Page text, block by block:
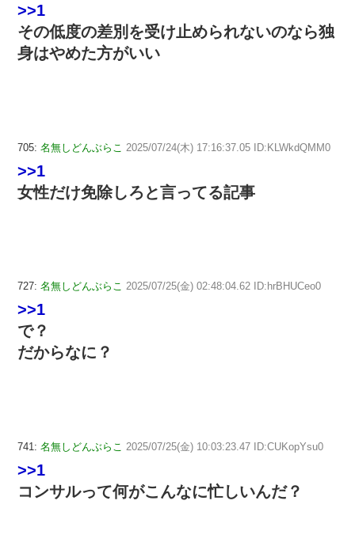
>>1
その低度の差別を受け止められないのなら独
身はやめた方がいい
705: 名無しどんぶらこ 2025/07/24(木) 17:16:37.05 ID:KLWkdQMM0
>>1
女性だけ免除しろと言ってる記事
727: 名無しどんぶらこ 2025/07/25(金) 02:48:04.62 ID:hrBHUCeo0
>>1
で？
だからなに？
741: 名無しどんぶらこ 2025/07/25(金) 10:03:23.47 ID:CUKopYsu0
>>1
コンサルって何がこんなに忙しいんだ？